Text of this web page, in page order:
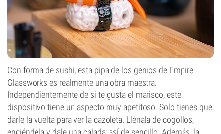
Con forma de sushi, esta pipa de los genios de Empire
Glassworks es realmente una obra maestra.
Independientemente de si te gusta el marisco, este
dispositivo tiene un aspecto muy apetitoso. Solo tienes que
darle la vuelta para ver la cazoleta. Llénala de cogollos,
enciéndela y dale una calada; así de sencillo. Además, la